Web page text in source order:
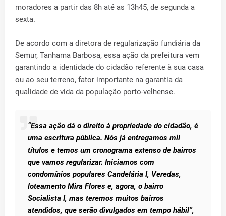
moradores a partir das 8h até as 13h45, de segunda a
sexta.
De acordo com a diretora de regularização fundiária da
Semur, Tanhama Barbosa, essa ação da prefeitura vem
garantindo a identidade do cidadão referente à sua casa
ou ao seu terreno, fator importante na garantia da
qualidade de vida da população porto-velhense.
“Essa ação dá o direito à propriedade do cidadão, é
uma escritura pública. Nós já entregamos mil
títulos e temos um cronograma extenso de bairros
que vamos regularizar. Iniciamos com
condomínios populares Candelária I, Veredas,
loteamento Mira Flores e, agora, o bairro
Socialista I, mas teremos muitos bairros
atendidos, que serão divulgados em tempo hábil”,